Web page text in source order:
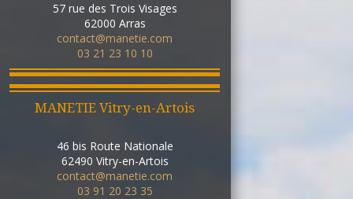
57 rue des Trois Visages
62000 Arras
contact@manetie.com
03 21 23 10 10
MANETIE Vitry-en-Artois
46 bis Route Nationale
62490 Vitry-en-Artois
contact@manetie.com
03 91 20 23 35